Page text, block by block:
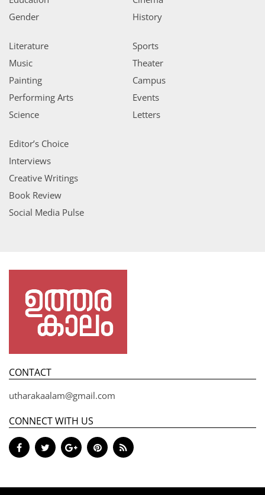
Gender
History
Literature
Music
Painting
Performing Arts
Science
Sports
Theater
Campus
Events
Letters
Editor’s Choice
Interviews
Creative Writings
Book Review
Social Media Pulse
CONTACT
utharakaalam@gmail.com
CONNECT WITH US